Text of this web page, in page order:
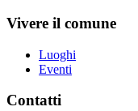
Vivere il comune
Luoghi
Eventi
Contatti